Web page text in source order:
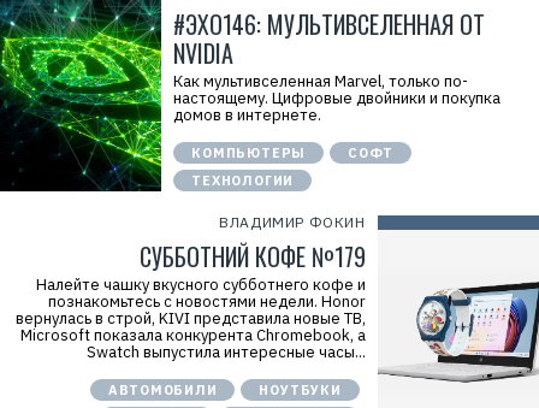
#ЭХО146: МУЛЬТИВСЕЛЕННАЯ ОТ
NVIDIA
Как мультивселенная Marvel, только по-
настоящему. Цифровые двойники и покупка
домов в интернете.
КОМПЬЮТЕРЫ
СОФТ
ТЕХНОЛОГИИ
ВЛАДИМИР ФОКИН
СУББОТНИЙ КОФЕ №179
Налейте чашку вкусного субботнего кофе и
познакомьтесь с новостями недели. Honor
вернулась в строй, KIVI представила новые ТВ,
Microsoft показала конкурента Chromebook, а
Swatch выпустила интересные часы...
АВТОМОБИЛИ
НОУТБУКИ